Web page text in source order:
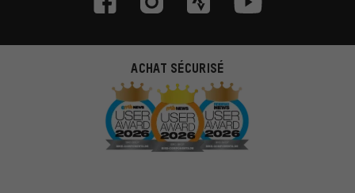
ACHAT SÉCURISÉ